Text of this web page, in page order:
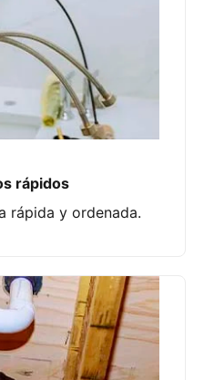
rápidos
rápida y ordenada.